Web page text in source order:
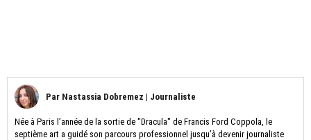
Par Nastassia Dobremez | Journaliste
Née à Paris l’année de la sortie de "Dracula" de Francis Ford Coppola, le
septième art a guidé son parcours professionnel jusqu’à devenir journaliste